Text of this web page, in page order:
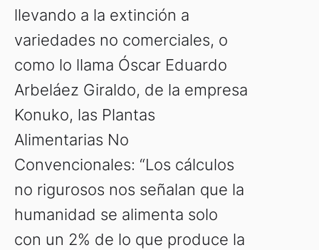
llevando a la extinción a
variedades no comerciales, o
como lo llama Óscar Eduardo
Arbeláez Giraldo, de la empresa
Konuko, las Plantas
Alimentarias No
Convencionales: “Los cálculos
no rigurosos nos señalan que la
humanidad se alimenta solo
con un 2% de lo que produce la